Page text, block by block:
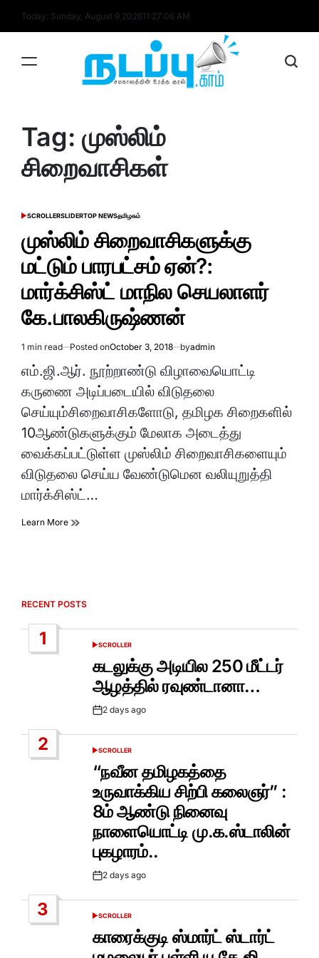
Today: Sunday, August 9 202611:27:06 AM
Tag: முஸ்லிம்
சிறைவாசிகள்
POSTED
SCROLLERSLIDERTOP NEWSதமிழகம்
முஸ்லிம் சிறைவாசிகளுக்கு
மட்டும் பாரபட்சம் ஏன்?:
மார்க்சிஸ்ட் மாநில செயலாளர்
கே.பாலகிருஷ்ணன்
Estimated
read
time
1 min read Posted onOctober 3, 2018 byadmin
எம்.ஜி.ஆர். நூற்றாண்டு விழாவையொட்டி
கருணை அடிப்படையில் விடுதலை
செய்யும்சிறைவாசிகளோடு, தமிழக சிறைகளில்
10ஆண்டுகளுக்கும் மேலாக அடைத்து
வைக்கப்பட்டுள்ள முஸ்லிம் சிறைவாசிகளையும்
விடுதலை செய்ய வேண்டுமென வலியுறுத்தி
மார்க்சிஸ்ட்…
Learn More
RECENT POSTS
1
POSTED
SCROLLER
கடலுக்கு அடியில 250 மீட்டர்
ஆழத்தில் ரவுண்டானா…
Post2 days ago
2
POSTED
IN
SCROLLER
“நவீன தமிழகத்தை
உருவாக்கிய சிற்பி கலைஞர்” :
8ம் ஆண்டு நினைவு
நாளையொட்டி மு.க.ஸ்டாலின்
புகழாரம்..
Post2 days ago
3
POSTED
SCROLLER
காரைக்குடி ஸ்மார்ட் ஸ்டார்ட்